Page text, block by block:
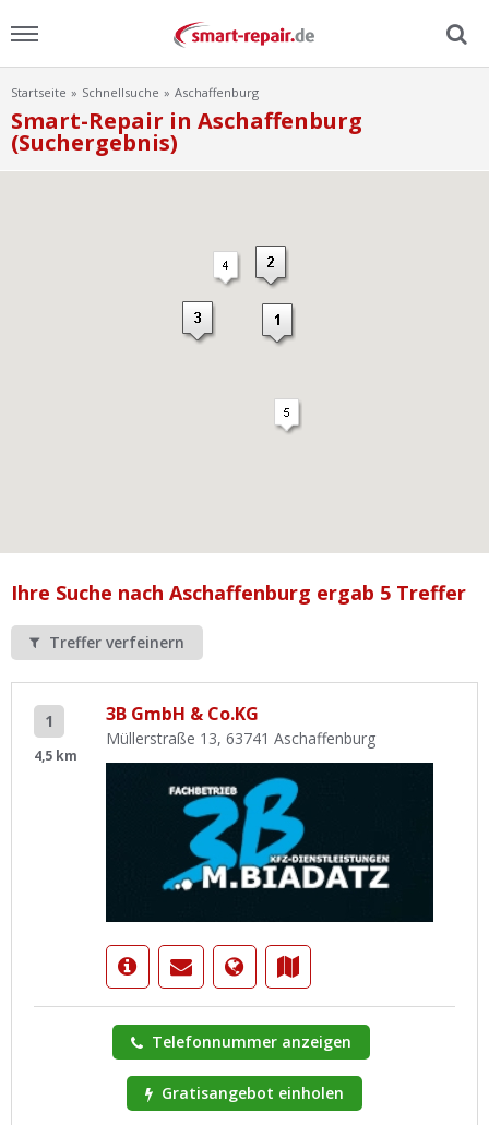
Menu
Home
Werkstatt Login
Startseite Schnellsuche Aschaffenburg
Smart-Repair in Aschaffenburg
(Suchergebnis)
Ihre Suche nach Aschaffenburg ergab 5 Treffer
Treffer verfeinern
1
4,5 km
3B GmbH & Co.KG
Müllerstraße 13, 63741 Aschaffenburg
Telefonnummer anzeigen
Gratisangebot einholen